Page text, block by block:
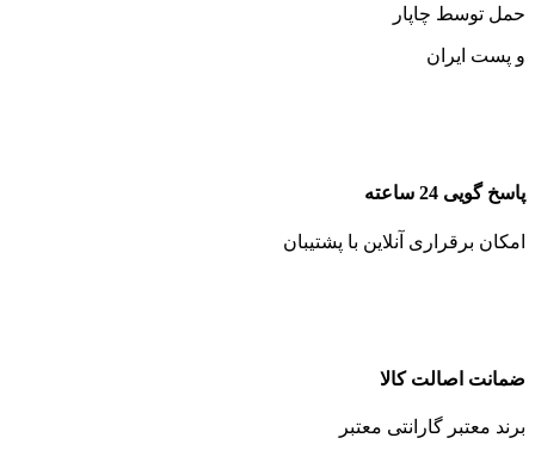
حمل توسط چاپار
و پست ایران
پاسخ گویی 24 ساعته
امکان برقراری آنلاین با پشتیبان
ضمانت اصالت کالا
برند معتبر گارانتی معتبر